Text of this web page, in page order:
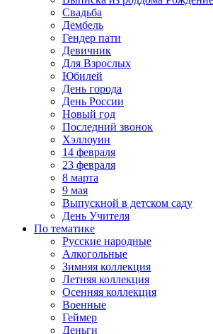
Свадьба
Дембель
Гендер пати
Девичник
Для Взрослых
Юбилей
День города
День России
Новый год
Последний звонок
Хэллоуин
14 февраля
23 февраля
8 марта
9 мая
Выпускной в детском саду
День Учителя
По тематике
Русские народные
Алкогольные
Зимняя коллекция
Летняя коллекция
Осенняя коллекция
Военные
Геймер
Деньги